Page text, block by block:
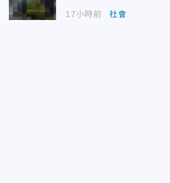
17小時前 社會